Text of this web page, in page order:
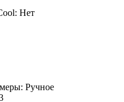
Нет
Ручное